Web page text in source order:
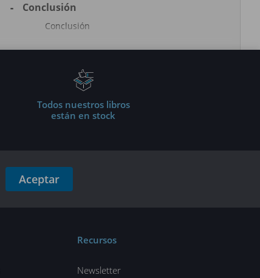
Conclusión
Conclusión
Todos nuestros libros
están en stock
Aceptar
Recursos
Newsletter